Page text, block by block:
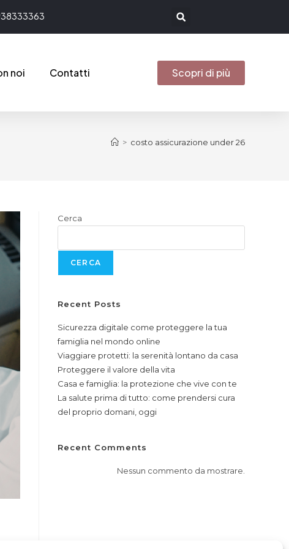
noi Contatti Scopri di più
> costo assicurazione under 26
Cerca
CERCA
Recent Posts
Sicurezza digitale come proteggere la tua
famiglia nel mondo online
Viaggiare protetti: la serenità lontano da casa
Proteggere il valore della vita
Casa e famiglia: la protezione che vive con te
La salute prima di tutto: come prendersi cura
del proprio domani, oggi
Recent Comments
Nessun commento da mostrare.